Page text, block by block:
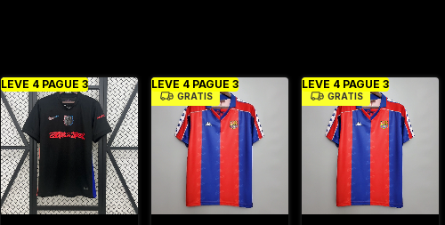
LEVE 4 PAGUE 3 LEVE 4 PAGUE 3
GRÁTIS
LEVE 4 PAGUE 3
GRÁTIS